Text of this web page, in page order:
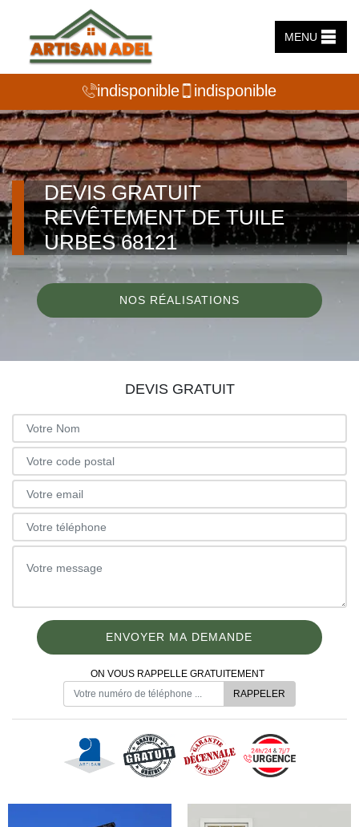
MENU
indisponible indisponible
DEVIS GRATUIT
REVÊTEMENT DE TUILE
URBES 68121
NOS RÉALISATIONS
DEVIS GRATUIT
ON VOUS RAPPELLE GRATUITEMENT